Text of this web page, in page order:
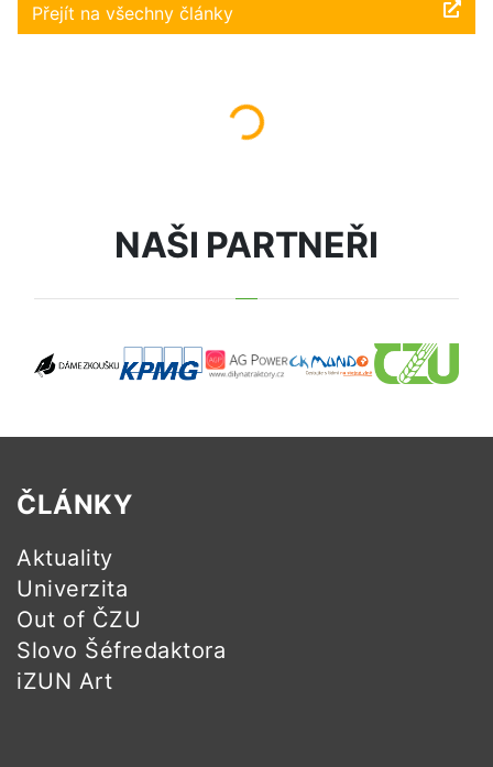
Přejít na všechny články
Načítám...
NAŠI PARTNEŘI
ČLÁNKY
Aktuality
Univerzita
Out of ČZU
Slovo Šéfredaktora
iZUN Art